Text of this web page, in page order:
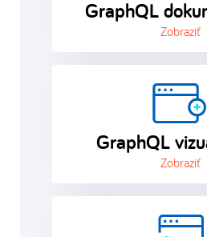
GraphQL
Zobraziť
GraphQL
Zobraziť